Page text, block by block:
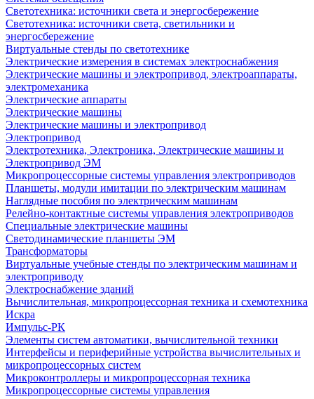
Светотехника: источники света и энергосбережение
Светотехника: источники света, светильники и
энергосбережение
Виртуальные стенды по светотехнике
Электрические измерения в системах электроснабжения
Электрические машины и электропривод, электроаппараты,
электромеханика
Электрические аппараты
Электрические машины
Электрические машины и электропривод
Электропривод
Электротехника, Электроника, Электрические машины и
Электропривод ЭМ
Микропроцессорные системы управления электроприводов
Планшеты, модули имитации по электрическим машинам
Наглядные пособия по электрическим машинам
Релейно-контактные системы управления электроприводов
Специальные электрические машины
Светодинамические планшеты ЭМ
Трансформаторы
Виртуальные учебные стенды по электрическим машинам и
электроприводу
Электроснабжение зданий
Вычислительная, микропроцессорная техника и схемотехника
Искра
Импульс-РК
Элементы систем автоматики, вычислительной техники
Интерфейсы и периферийные устройства вычислительных и
микропроцессорных систем
Микроконтроллеры и микропроцессорная техника
Микропроцессорные системы управления